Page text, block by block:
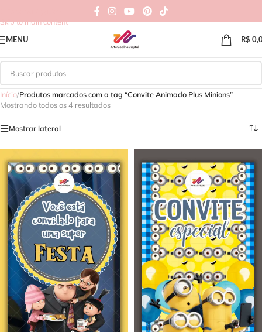
Skip to main content
MENU R$
Início/Produtos marcados com a tag “Convite Animado Plus Minions”
Mostrando todos os 4 resultados
Mostrar lateral